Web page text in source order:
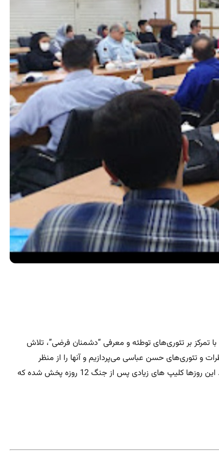
شناخته می‌شود. او با تمرکز بر تئوری‌های توطئه و معرفی “دشمنان فرضی”، تلاش
و تئوری‌های حسن عباسی می‌پردازیم و آنها را از منظر
پژوهشگران برجسته جهانی مورد تحلیل قرار می‌دهیم. همچنین، به بررسی اثرات منفی این نوع تئوری‌ها بر جامعه و سیاست می‌پردازیم. این روزها کلیپ های زیادی پس از جنگ 12 روزه پخش شده که